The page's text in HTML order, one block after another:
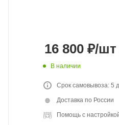
16 800 ₽/шт
В наличии
Срок самовывоза: 5
Доставка по России
Помощь с